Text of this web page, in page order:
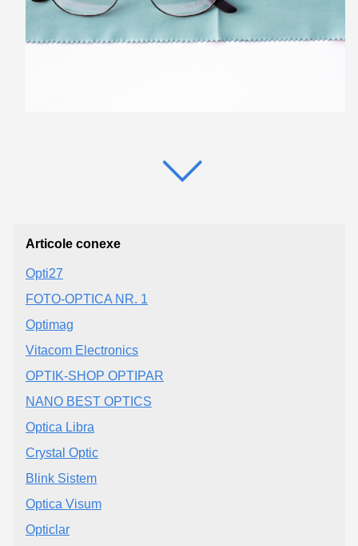
Articole conexe
Opti27
FOTO-OPTICA NR. 1
Optimag
Vitacom Electronics
OPTIK-SHOP OPTIPAR
NANO BEST OPTICS
Optica Libra
Crystal Optic
Blink Sistem
Optica Visum
Opticlar